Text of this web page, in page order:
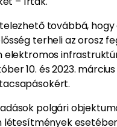
továbbá, hogy
terheli az orosz
elektromos
10. és 2023.
polgári
létesítmények